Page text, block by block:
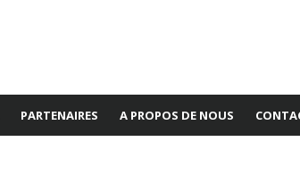
PARTENAIRES A PROPOS DE NOUS